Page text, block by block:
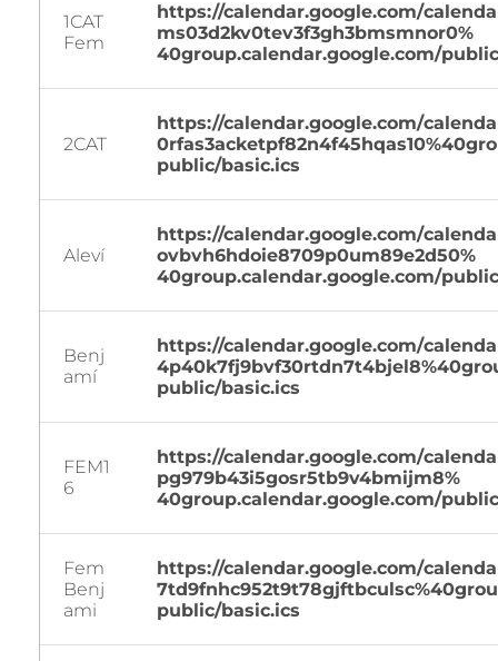
1CAT
Fem
https://calendar.google.com/
ms03d2kv0tev3f3gh3bmsmnor0%
40group.calendar.google.com/
2CAT
https://calendar.google.com/
0rfas3acketpf82n4f45hqas10%
public/basic.ics
Aleví
https://calendar.google.com/
ovbvh6hdoie8709p0um89e2d50%
40group.calendar.google.com/
Benj
amí
https://calendar.google.com/
4p40k7fj9bvf30rtdn7t4bjel8%
public/basic.ics
FEM1
6
https://calendar.google.com/
pg979b43i5gosr5tb9v4bmijm8%
40group.calendar.google.com/
Fem
Benj
ami
https://calendar.google.com/
7td9fnhc952t9t78gjftbculsc%
public/basic.ics